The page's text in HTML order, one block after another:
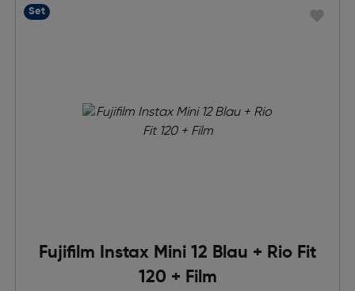
Fujifilm Instax Mini 12 Blau + Rio Fit
120 + Film
Set